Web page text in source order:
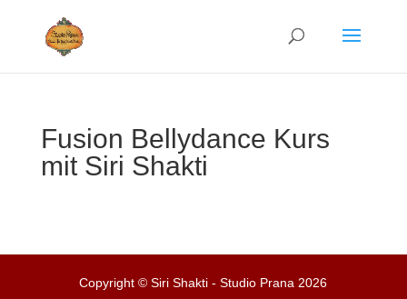
Fusion Bellydance Kurs
mit Siri Shakti
Copyright © Siri Shakti - Studio Prana 2026